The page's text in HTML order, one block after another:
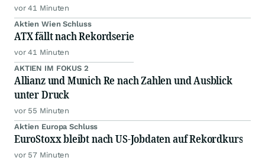
vor 41 Minuten
Aktien Wien Schluss
ATX fällt nach Rekordserie
vor 41 Minuten
AKTIEN IM FOKUS 2
Allianz und Munich Re nach Zahlen und Ausblick
unter Druck
vor 55 Minuten
Aktien Europa Schluss
EuroStoxx bleibt nach US-Jobdaten auf Rekordkurs
vor 57 Minuten